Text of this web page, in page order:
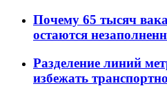
Почему 65 тысяч
остаются
Разделение линий
избежать